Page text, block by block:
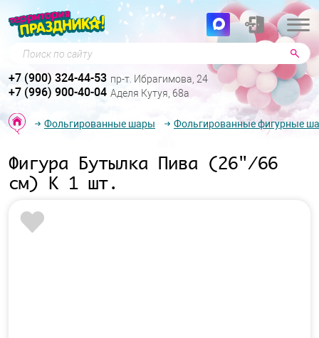
Поиск по сайту
+7 (900) 324-44-53 пр-т. Ибрагимова, 24
+7 (996) 900-40-04 Аделя Кутуя, 68а
Фольгированные шары Фольгированные фигурные
Фигура Бутылка Пива (26"/66
см) К 1 шт.